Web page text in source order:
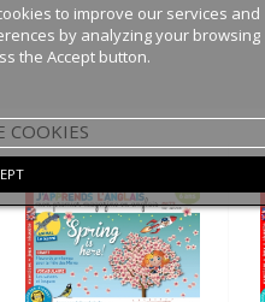
to improve our services and
by analyzing your browsing
the Accept button.
COOKIES